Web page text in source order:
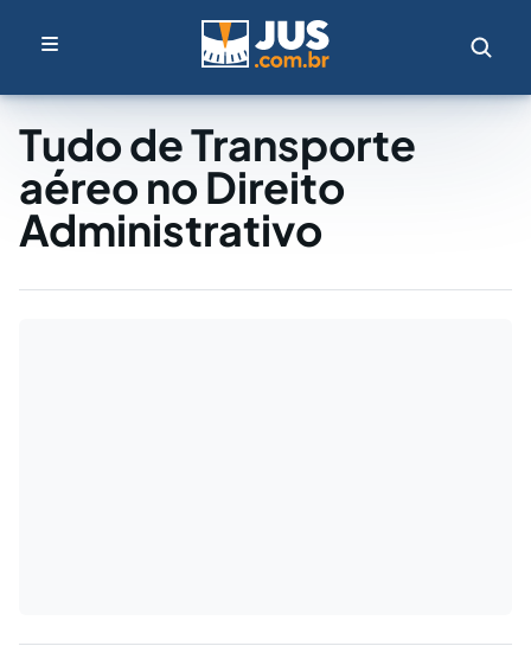
Tudo de Transporte
aéreo no Direito
Administrativo